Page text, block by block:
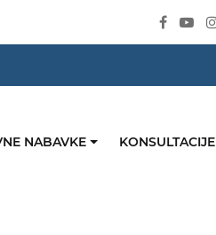
NABAVKE KONSULTACIJE